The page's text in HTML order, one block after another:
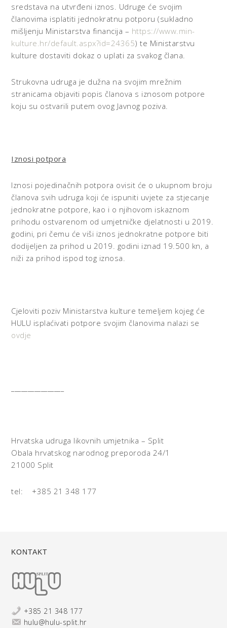
sredstava na utvrđeni iznos. Udruge će svojim
članovima isplatiti jednokratnu potporu (sukladno
mišljenju Ministarstva financija – https://www.min-
kulture.hr/default.aspx?id=24365) te Ministarstvu
kulture dostaviti dokaz o uplati za svakog člana.
Strukovna udruga je dužna na svojim mrežnim
stranicama objaviti popis članova s iznosom potpore
koju su ostvarili putem ovog Javnog poziva.
Iznosi potpora
Iznosi pojedinačnih potpora ovisit će o ukupnom broju
članova svih udruga koji će ispuniti uvjete za stjecanje
jednokratne potpore, kao i o njihovom iskaznom
prihodu ostvarenom od umjetničke djelatnosti u 2019.
godini, pri čemu će viši iznos jednokratne potpore biti
dodijeljen za prihod u 2019. godini iznad 19.500 kn, a
niži za prihod ispod tog iznosa.
Cjeloviti poziv Ministarstva kulture temeljem kojeg će
HULU isplaćivati potpore svojim članovima nalazi se
ovdje
Hrvatska udruga likovnih umjetnika – Split
Obala hrvatskog narodnog preporoda 24/1
21000 Split
tel: +385 21 348 177
KONTAKT
+385 21 348 177
hulu@hulu-split.hr